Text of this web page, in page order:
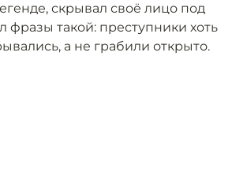
скрывал своё лицо под
фразы такой: преступники хоть
а не грабили открыто.